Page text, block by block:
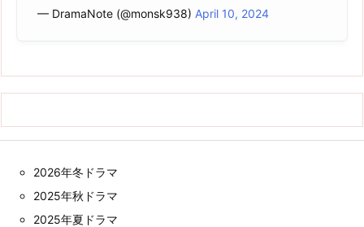
— DramaNote (@monsk938) April 10, 2024
2026年冬ドラマ
2025年秋ドラマ
2025年夏ドラマ